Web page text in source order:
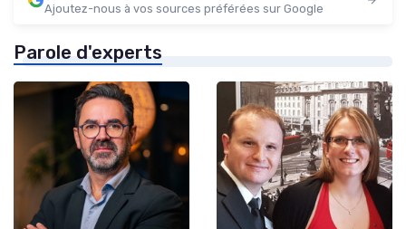
Ajoutez-nous à vos sources préférées sur Google
Parole d'experts